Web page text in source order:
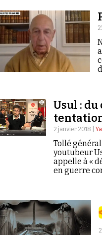
Usul :
2 janvier 2018 |
Tollé
youtubeur
appelle à «
en guerre